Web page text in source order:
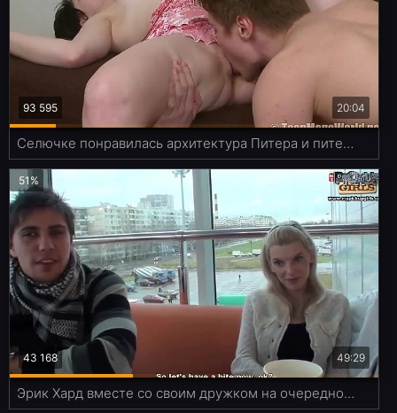
20:04
93 595
Селючке понравилась архитектура Питера и питерские хуи
49:29
51%
43 168
Эрик Хард вместе со своим дружком на очередной охоте за кисками